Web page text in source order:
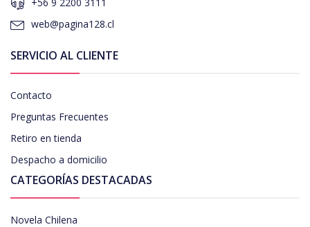
web@pagina128.cl
SERVICIO AL CLIENTE
Contacto
Preguntas Frecuentes
Retiro en tienda
Despacho a domicilio
CATEGORÍAS DESTACADAS
Novela Chilena